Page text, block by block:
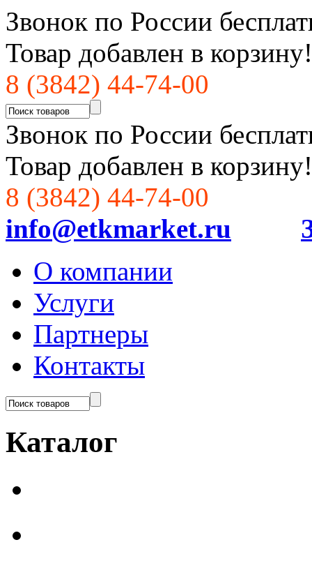
Звонок по России
Товар добавлен в корзину!
8 (3842) 44-74-00
Звонок по России
Товар добавлен в корзину!
8 (3842) 44-74-00
info@etkmarket.ru
О компании
Услуги
Партнеры
Контакты
Каталог